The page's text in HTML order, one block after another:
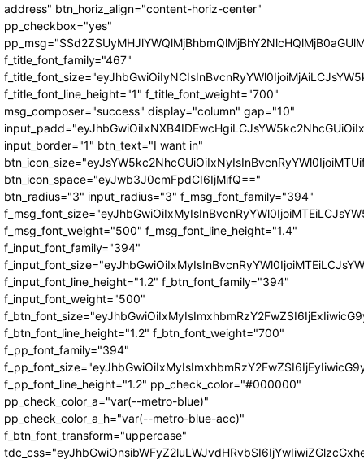
address" btn_horiz_align="content-horiz-center"
pp_checkbox="yes"
f_title_font_family="467"
f_title_font_line_height="1" f_title_font_weight="700"
msg_composer="success" display="column" gap="10"
input_border="1" btn_text="I want in"
btn_icon_space="eyJwb3J0cmFpdCI6IjMifQ=="
btn_radius="3" input_radius="3" f_msg_font_family="394"
f_msg_font_weight="500" f_msg_font_line_height="1.4"
f_input_font_family="394"
f_input_font_line_height="1.2" f_btn_font_family="394"
f_input_font_weight="500"
f_btn_font_line_height="1.2" f_btn_font_weight="700"
f_pp_font_family="394"
f_pp_font_line_height="1.2" pp_check_color="#000000"
pp_check_color_a="var(--metro-blue)"
pp_check_color_a_h="var(--metro-blue-acc)"
f_btn_font_transform="uppercase"